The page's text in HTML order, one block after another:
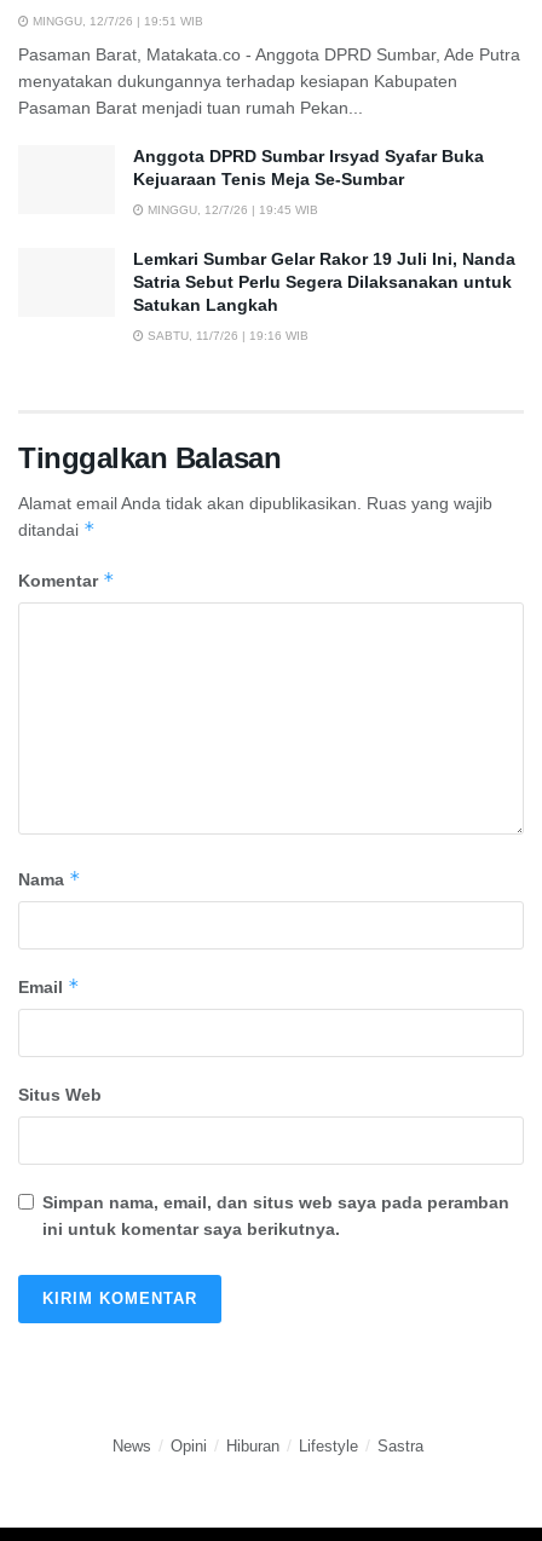
MINGGU, 12/7/26 | 19:51 WIB
Pasaman Barat, Matakata.co - Anggota DPRD Sumbar, Ade Putra
menyatakan dukungannya terhadap kesiapan Kabupaten
Pasaman Barat menjadi tuan rumah Pekan...
Anggota DPRD Sumbar Irsyad Syafar Buka
Kejuaraan Tenis Meja Se-Sumbar
MINGGU, 12/7/26 | 19:45 WIB
Lemkari Sumbar Gelar Rakor 19 Juli Ini, Nanda
Satria Sebut Perlu Segera Dilaksanakan untuk
Satukan Langkah
SABTU, 11/7/26 | 19:16 WIB
Tinggalkan Balasan
Alamat email Anda tidak akan dipublikasikan.
Ruas yang wajib
ditandai *
Komentar *
Nama *
Email *
Situs Web
Simpan nama, email, dan situs web saya pada peramban
ini untuk komentar saya berikutnya.
News Opini Hiburan Lifestyle Sastra